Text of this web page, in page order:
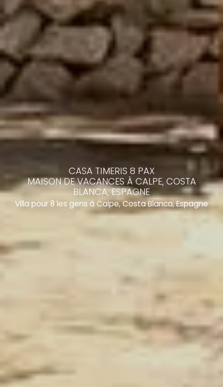
CASA TIMERIS 8 PAX
MAISON DE VACANCES À CALPE, COSTA
BLANCA, ESPAGNE
Villa pour 8 les gens à Calpe, Costa Blanca, Espagne